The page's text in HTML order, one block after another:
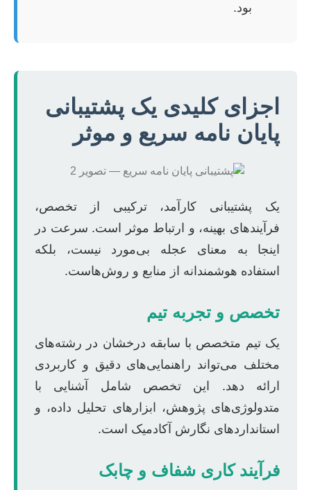
بود.
اجزای کلیدی یک پشتیبانی
پایان نامه سریع و موثر
یک پشتیبانی کارآمد، ترکیبی از تخصص،
فرآیندهای بهینه، و ارتباط موثر است. سرعت در
اینجا به معنای عجله بی‌مورد نیست، بلکه
استفاده هوشمندانه از منابع و روش‌هاست.
تخصص و تجربه تیم
یک تیم متخصص با سابقه درخشان در رشته‌های
مختلف می‌تواند راهنمایی‌های دقیق و کاربردی
ارائه دهد. این تخصص شامل آشنایی با
متدولوژی‌های پژوهش، ابزارهای تحلیل داده، و
استانداردهای نگارش آکادمیک است.
فرآیند کاری شفاف و چابک